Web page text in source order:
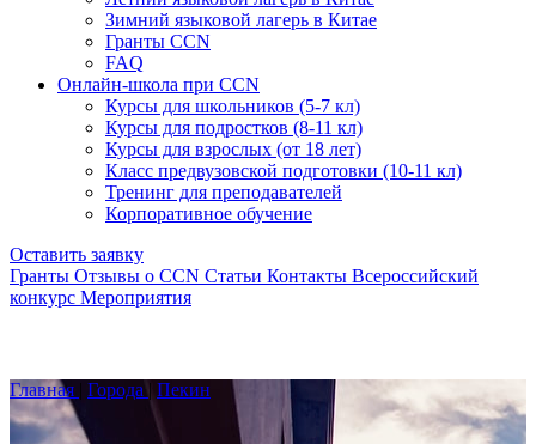
Зимний языковой лагерь в Китае
Гранты CCN
FAQ
Онлайн-школа при CCN
Курсы для школьников (5-7 кл)
Курсы для подростков (8-11 кл)
Курсы для взрослых (от 18 лет)
Класс предвузовской подготовки (10-11 кл)
Тренинг для преподавателей
Корпоративное обучение
Оставить заявку
Гранты Отзывы о CCN Статьи Контакты Всероссийский
конкурс Мероприятия
Главная Города Пекин